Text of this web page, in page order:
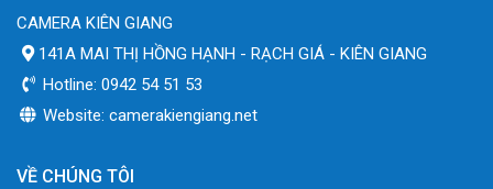
CAMERA KIÊN GIANG
141A MAI THỊ HỒNG HẠNH - RẠCH GIÁ - KIÊN GIANG
Hotline: 0942 54 51 53
Website: camerakiengiang.net
VỀ CHÚNG TÔI